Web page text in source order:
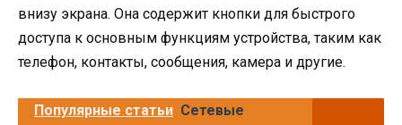
внизу экрана. Она содержит кнопки для быстрого
доступа к основным функциям устройства, таким как
телефон, контакты, сообщения, камера и другие.
Популярные статьи Сетевые